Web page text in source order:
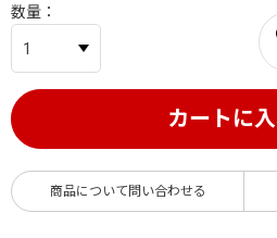
数量
カートに
商品について問い合わせる